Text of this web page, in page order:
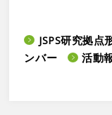
JSPS研究拠点
ンバー
活動